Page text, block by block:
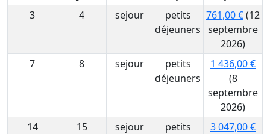
3
4 sejour
petits
déjeuners
761,00 €(12
septembre
2026)
7
8 sejour
petits
déjeuners
1 436,00 €
(8
septembre
2026)
14
15 sejour
petits
3 047,00 €